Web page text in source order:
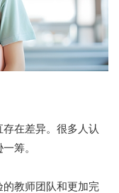
在差异。很多人认
筹。
教师团队和更加完